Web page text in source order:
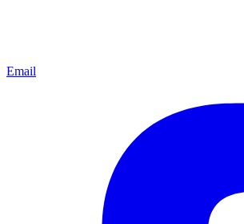
Email